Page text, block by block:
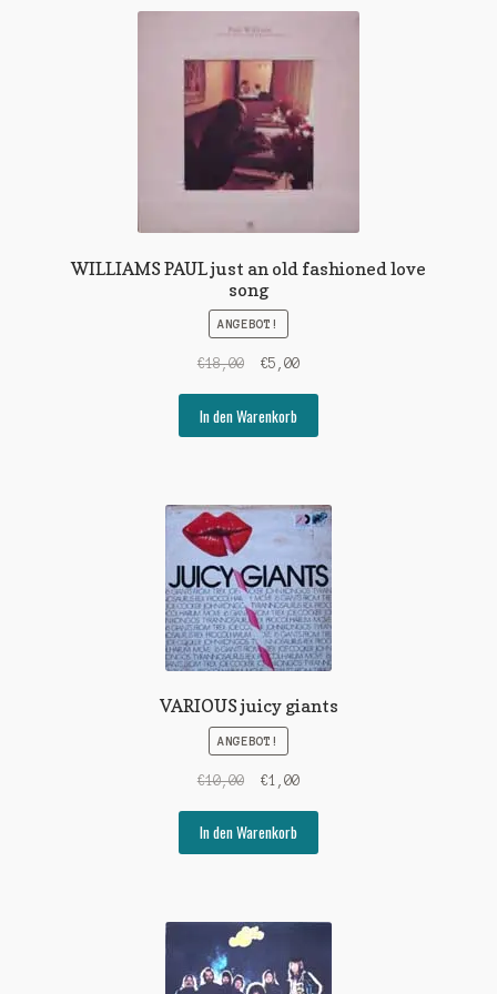
WILLIAMS PAUL just an old fashioned love
song
ANGEBOT!
€18,00
Ursprünglicher
war:
€18,00
€5,00Aktueller
€5,00.
In den Warenkorb
VARIOUS juicy giants
ANGEBOT!
€10,00
Ursprünglicher
war:
€10,00
€1,00Aktueller
€1,00.
In den Warenkorb